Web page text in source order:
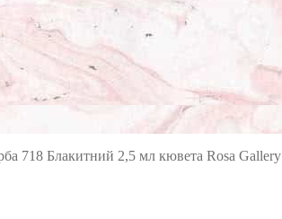
718 Блакитний 2,5 мл кювета Rosa Gallery